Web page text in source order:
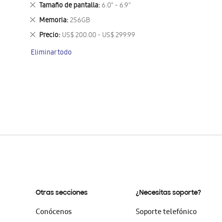
artículo
Tamaño de pantalla 6.0" - 6.9"
Eliminar
este
artículo
Memoria 256GB
Eliminar
este
artículo
Precio US$ 200.00 - US$ 299.99
Eliminar
artículo
Eliminar todo
Otras secciones
Conócenos
¿Necesitas soporte?
Soporte telefónico